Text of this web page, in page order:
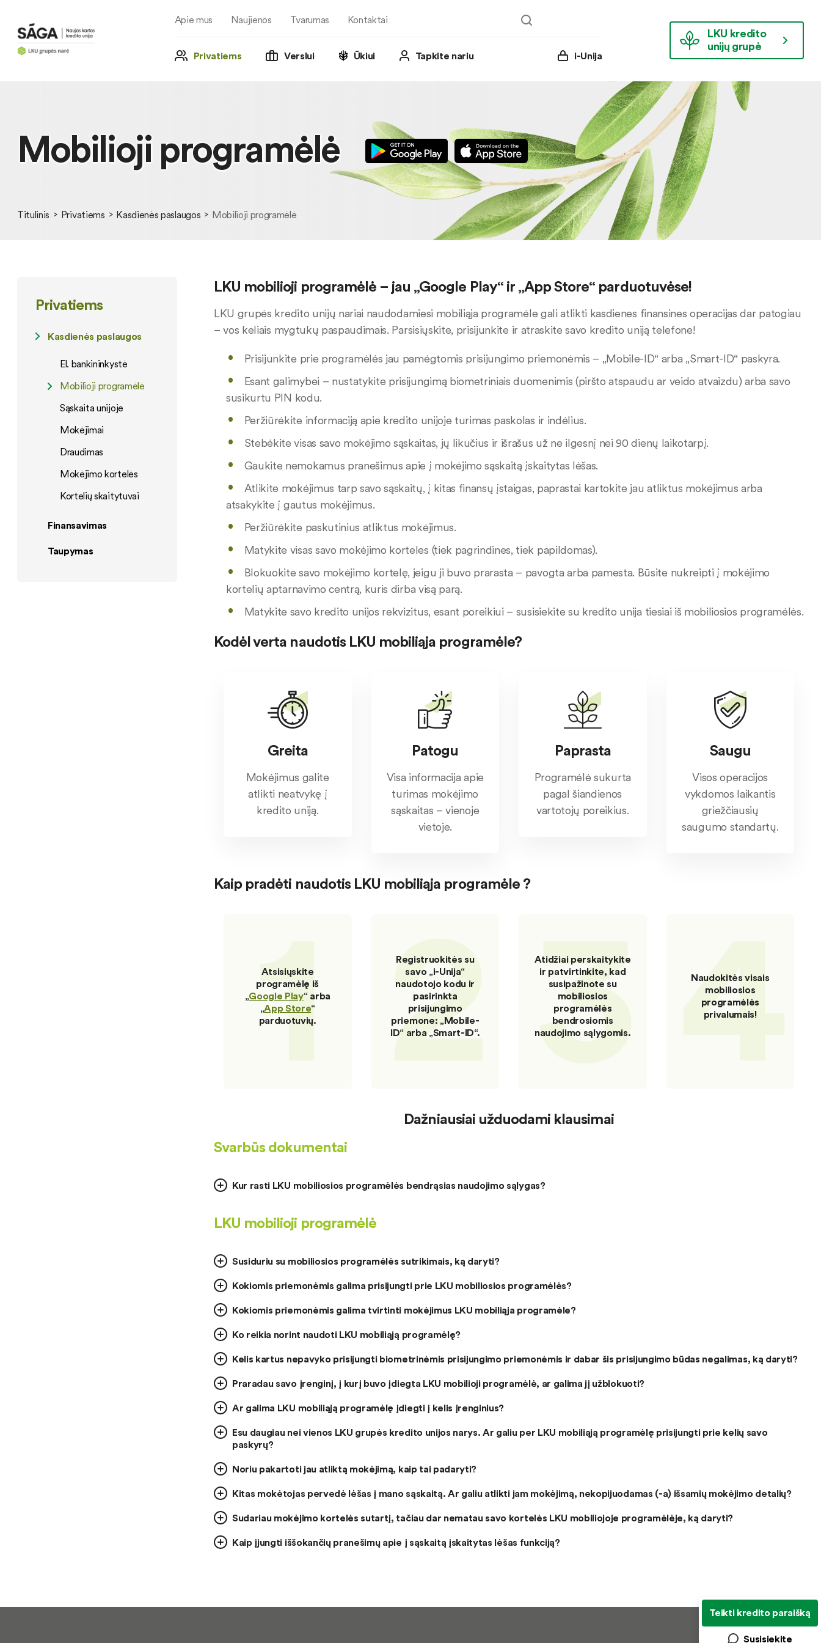
Apie mus Naujienos Tvarumas Kontaktai
Privatiems Verslui Ūkiui Tapkite nariu i-Unija
LKU kredito
unijų grupė
Mobilioji programėlė
Titulinis Privatiems Kasdienės paslaugos Mobilioji programėlė
Privatiems
Kasdienės paslaugos
El. bankininkystė
Mobilioji programėlė
Sąskaita unijoje
Mokėjimai
Draudimas
Mokėjimo kortelės
Kortelių skaitytuvai
Finansavimas
Taupymas
LKU mobilioji programėlė – jau „Google Play“ ir „App Store“ parduotuvėse!
LKU grupės kredito unijų nariai naudodamiesi mobiliąja programėle gali atlikti kasdienes finansines operacijas dar patogiau
– vos keliais mygtukų paspaudimais. Parsisiųskite, prisijunkite ir atraskite savo kredito uniją telefone!
Prisijunkite prie programėlės jau pamėgtomis prisijungimo priemonėmis – „Mobile-ID“ arba „Smart-ID“ paskyra.
Esant galimybei – nustatykite prisijungimą biometriniais duomenimis (piršto atspaudu ar veido atvaizdu) arba savo
susikurtu PIN kodu.
Peržiūrėkite informaciją apie kredito unijoje turimas paskolas ir indėlius.
Stebėkite visas savo mokėjimo sąskaitas, jų likučius ir išrašus už ne ilgesnį nei 90 dienų laikotarpį.
Gaukite nemokamus pranešimus apie į mokėjimo sąskaitą įskaitytas lėšas.
Atlikite mokėjimus tarp savo sąskaitų, į kitas finansų įstaigas, paprastai kartokite jau atliktus mokėjimus arba
atsakykite į gautus mokėjimus.
Peržiūrėkite paskutinius atliktus mokėjimus.
Matykite visas savo mokėjimo korteles (tiek pagrindines, tiek papildomas).
Blokuokite savo mokėjimo kortelę, jeigu ji buvo prarasta – pavogta arba pamesta. Būsite nukreipti į mokėjimo
kortelių aptarnavimo centrą, kuris dirba visą parą.
Matykite savo kredito unijos rekvizitus, esant poreikiui – susisiekite su kredito unija tiesiai iš mobiliosios programėlės.
Kodėl verta naudotis LKU mobiliąja programėle?
Greita
Mokėjimus galite
atlikti neatvykę į
kredito uniją.
Patogu
Visa informacija apie
turimas mokėjimo
sąskaitas – vienoje
vietoje.
Paprasta
Programėlė sukurta
pagal šiandienos
vartotojų poreikius.
Saugu
Visos operacijos
vykdomos laikantis
griežčiausių
saugumo standartų.
Kaip pradėti naudotis LKU mobiliąja programėle ?
1
Atsisiųskite
programėlę iš
„Google Play“ arba
„App Store“
parduotuvių.
2
Registruokitės su
savo „i-Unija“
naudotojo kodu ir
pasirinkta
prisijungimo
priemone: „Mobile-
ID“ arba „Smart-ID“.
3
Atidžiai perskaitykite
ir patvirtinkite, kad
susipažinote su
mobiliosios
programėlės
bendrosiomis
naudojimo sąlygomis.
4
Naudokitės visais
mobiliosios
programėlės
privalumais!
Dažniausiai užduodami klausimai
Svarbūs dokumentai
Kur rasti LKU mobiliosios programėlės bendrąsias naudojimo sąlygas?
LKU mobilioji programėlė
Susiduriu su mobiliosios programėlės sutrikimais, ką daryti?
Kokiomis priemonėmis galima prisijungti prie LKU mobiliosios programėlės?
Kokiomis priemonėmis galima tvirtinti mokėjimus LKU mobiliąja programėle?
Ko reikia norint naudoti LKU mobiliąją programėlę?
Kelis kartus nepavyko prisijungti biometrinėmis prisijungimo priemonėmis ir dabar šis prisijungimo būdas negalimas, ką daryti?
Praradau savo įrenginį, į kurį buvo įdiegta LKU mobilioji programėlė, ar galima jį užblokuoti?
Ar galima LKU mobiliąją programėlę įdiegti į kelis įrenginius?
Esu daugiau nei vienos LKU grupės kredito unijos narys. Ar galiu per LKU mobiliąją programėlę prisijungti prie kelių savo
paskyrų?
Noriu pakartoti jau atliktą mokėjimą, kaip tai padaryti?
Kitas mokėtojas pervedė lėšas į mano sąskaitą. Ar galiu atlikti jam mokėjimą, nekopijuodamas (-a) išsamių mokėjimo detalių?
Sudariau mokėjimo kortelės sutartį, tačiau dar nematau savo kortelės LKU mobiliojoje programėlėje, ką daryti?
Kaip įjungti iššokančių pranešimų apie į sąskaitą įskaitytas lėšas funkciją?
Teikti kredito paraišką
Susisiekite